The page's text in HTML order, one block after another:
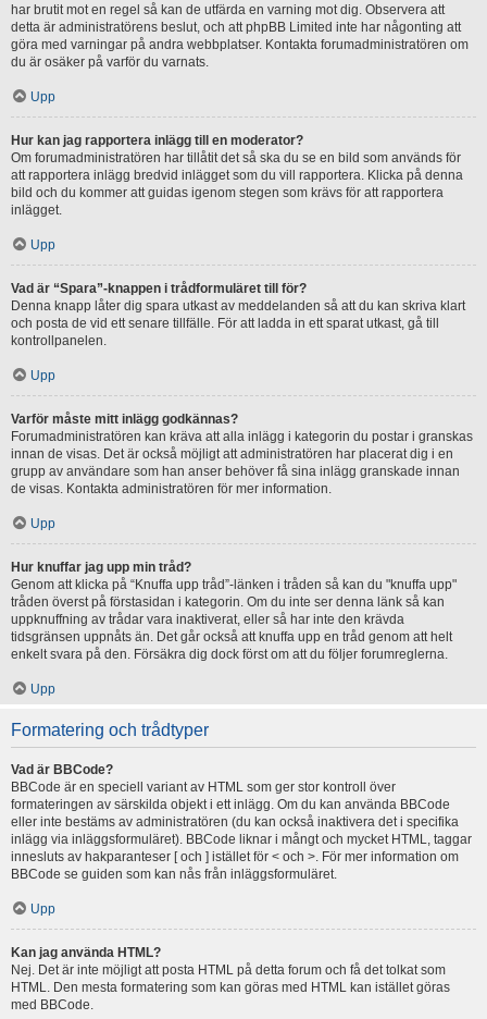
har brutit mot en regel så kan de utfärda en varning mot dig. Observera att
detta är administratörens beslut, och att phpBB Limited inte har någonting att
göra med varningar på andra webbplatser. Kontakta forumadministratören om
du är osäker på varför du varnats.
Upp
Hur kan jag rapportera inlägg till en moderator?
Om forumadministratören har tillåtit det så ska du se en bild som används för
att rapportera inlägg bredvid inlägget som du vill rapportera. Klicka på denna
bild och du kommer att guidas igenom stegen som krävs för att rapportera
inlägget.
Upp
Vad är “Spara”-knappen i trådformuläret till för?
Denna knapp låter dig spara utkast av meddelanden så att du kan skriva klart
och posta de vid ett senare tillfälle. För att ladda in ett sparat utkast, gå till
kontrollpanelen.
Upp
Varför måste mitt inlägg godkännas?
Forumadministratören kan kräva att alla inlägg i kategorin du postar i granskas
innan de visas. Det är också möjligt att administratören har placerat dig i en
grupp av användare som han anser behöver få sina inlägg granskade innan
de visas. Kontakta administratören för mer information.
Upp
Hur knuffar jag upp min tråd?
Genom att klicka på “Knuffa upp tråd”-länken i tråden så kan du "knuffa upp"
tråden överst på förstasidan i kategorin. Om du inte ser denna länk så kan
uppknuffning av trådar vara inaktiverat, eller så har inte den krävda
tidsgränsen uppnåts än. Det går också att knuffa upp en tråd genom att helt
enkelt svara på den. Försäkra dig dock först om att du följer forumreglerna.
Upp
Formatering och trådtyper
Vad är BBCode?
BBCode är en speciell variant av HTML som ger stor kontroll över
formateringen av särskilda objekt i ett inlägg. Om du kan använda BBCode
eller inte bestäms av administratören (du kan också inaktivera det i specifika
inlägg via inläggsformuläret). BBCode liknar i mångt och mycket HTML, taggar
innesluts av hakparanteser [ och ] istället för < och >. För mer information om
BBCode se guiden som kan nås från inläggsformuläret.
Upp
Kan jag använda HTML?
Nej. Det är inte möjligt att posta HTML på detta forum och få det tolkat som
HTML. Den mesta formatering som kan göras med HTML kan istället göras
med BBCode.